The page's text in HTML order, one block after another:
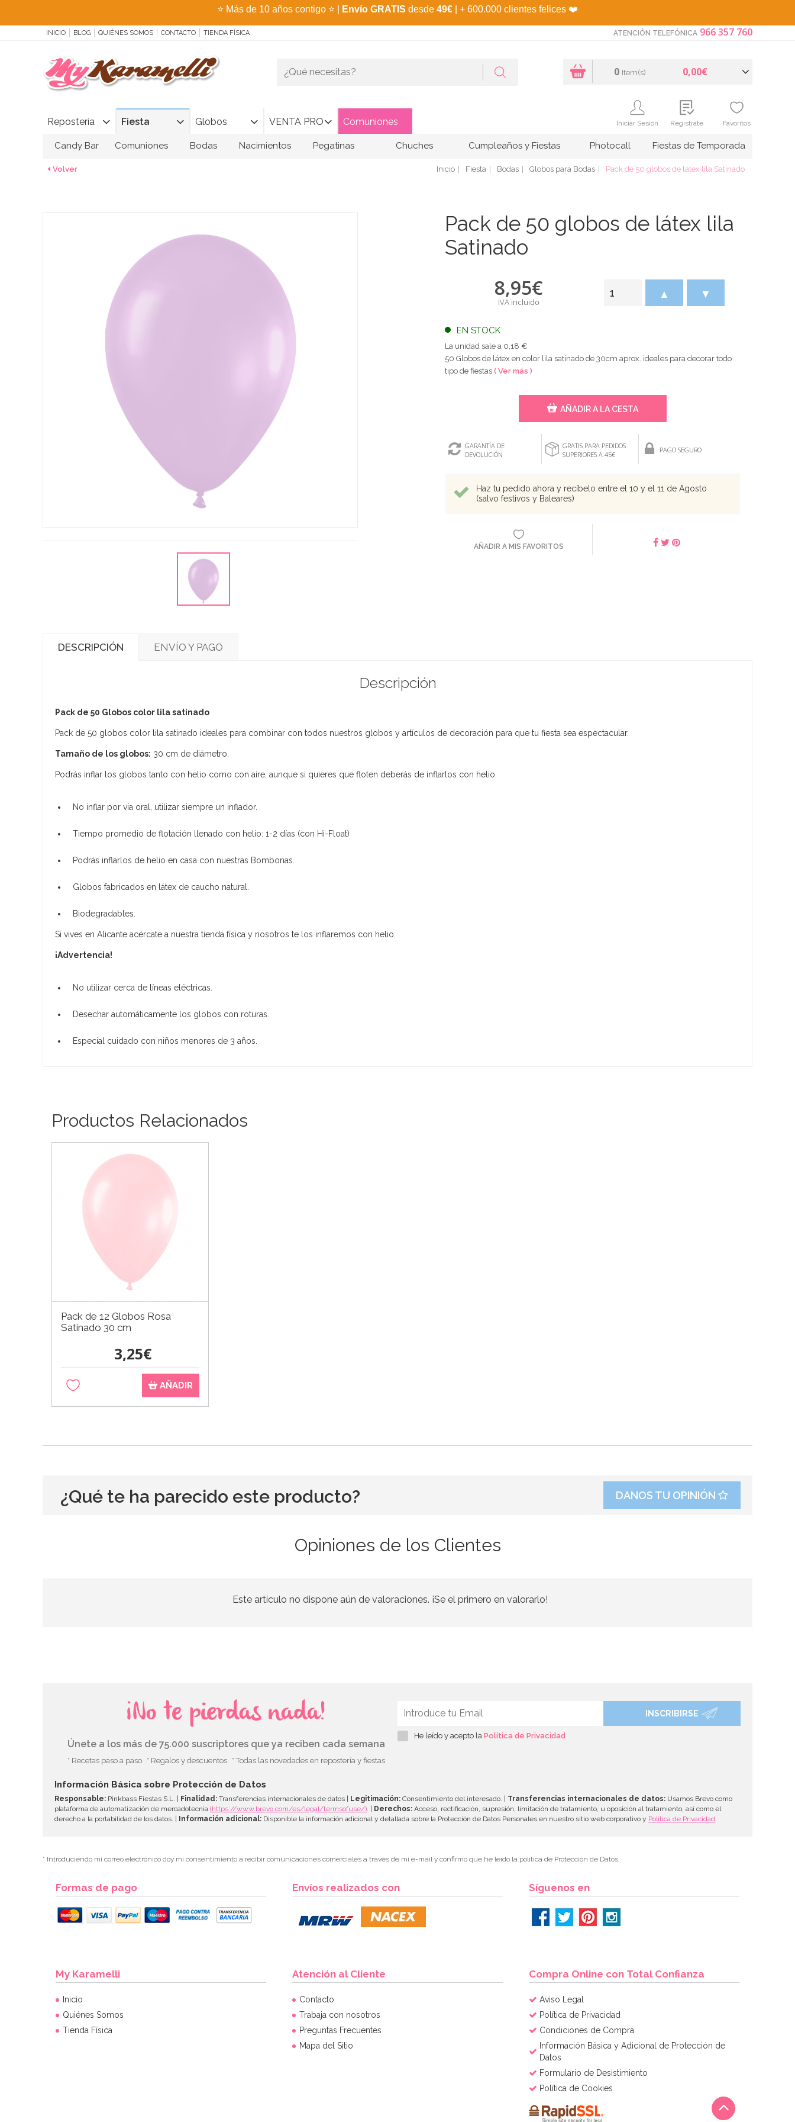
⭐ Más de 10 años contigo ⭐ Envío GRATIS desde 49€ | + 600.000 clientes felices ❤️
INICIO BLOG QUIÉNES SOMOS CONTACTO TIENDA FÍSICA ATENCIÓN TELEFÓNICA 966 357 760
Repostería Fiesta Globos VENTA PRO Comuniones
0 Item(s) 0,00€
Iniciar Sesión Regístrate Favoritos
Candy Bar Comuniones Bodas Nacimientos Pegatinas Chuches Cumpleaños y Fiestas Photocall Fiestas de Temporada
Volver Inicio Fiesta Bodas Globos para Bodas Pack de 50 globos de látex lila Satinado
Pack de 50 globos de látex lila
Satinado
8,95€
IVA incluido
EN STOCK
▲ ▼
La unidad sale a 0,18 €
50 Globos de látex en color lila satinado de 30cm aprox. ideales para decorar todo
tipo de fiestas ( Ver más )
AÑADIR A LA CESTA
GARANTÍA DE
DEVOLUCIÓN
GRATIS PARA PEDIDOS
SUPERIORES A 45€
PAGO SEGURO
Haz tu pedido ahora y recíbelo entre el 10 y el 11 de Agosto
(salvo festivos y Baleares)
AÑADIR A MIS FAVORITOS
DESCRIPCIÓN ENVÍO Y PAGO
Descripción
Pack de 50 Globos color lila satinado
Pack de 50 globos color lila satinado ideales para combinar con todos nuestros globos y artículos de decoración para que tu fiesta sea espectacular.
Tamaño de los globos: 30 cm de diámetro.
Podrás inflar los globos tanto con helio como con aire, aunque si quieres que floten deberás de inflarlos con helio.
No inflar por vía oral, utilizar siempre un inflador.
Tiempo promedio de flotación llenado con helio: 1-2 días (con Hi-Float)
Podrás inflarlos de helio en casa con nuestras Bombonas.
Globos fabricados en látex de caucho natural.
Biodegradables.
Si vives en Alicante acércate a nuestra tienda física y nosotros te los inflaremos con helio.
¡Advertencia!
No utilizar cerca de líneas eléctricas.
Desechar automáticamente los globos con roturas.
Especial cuidado con niños menores de 3 años.
Productos Relacionados
Pack de 12 Globos Rosa
Satinado 30 cm
3,25€
AÑADIR
¿Qué te ha parecido este producto? DANOS TU OPINIÓN
Opiniones de los Clientes
Este artículo no dispone aún de valoraciones. ¡Se el primero en valorarlo!
¡No te pierdas nada!
Únete a los más de 75.000 suscriptores que ya reciben cada semana
* Recetas paso a paso * Regalos y descuentos * Todas las novedades en repostería y fiestas
INSCRIBIRSE
He leído y acepto la Política de Privacidad
Información Básica sobre Protección de Datos
Responsable: Pinkbass Fiestas S.L. | Finalidad: Transferencias internacionales de datos | Legitimación: Consentimiento del interesado. | Transferencias internacionales de datos: Usamos Brevo como
plataforma de automatización de mercadotecnia (https://www.brevo.com/es/legal/termsofuse/) . | Derechos: Acceso, rectificación, supresión, limitación de tratamiento, u oposición al tratamiento, así como el
derecho a la portabilidad de los datos. | Información adicional: Disponible la información adicional y detallada sobre la Protección de Datos Personales en nuestro sitio web corporativo y Política de Privacidad
* Introduciendo mi correo electrónico doy mi consentimiento a recibir comunicaciones comerciales a través de mi e-mail y confirmo que he leído la política de Protección de Datos.
Formas de pago Envíos realizados con Síguenos en
My Karamelli
Inicio
Quiénes Somos
Tienda Física
Atención al Cliente
Contacto
Trabaja con nosotros
Preguntas Frecuentes
Mapa del Sitio
Compra Online con Total Confianza
Aviso Legal
Política de Privacidad
Condiciones de Compra
Información Básica y Adicional de Protección de
Datos
Formulario de Desistimiento
Política de Cookies